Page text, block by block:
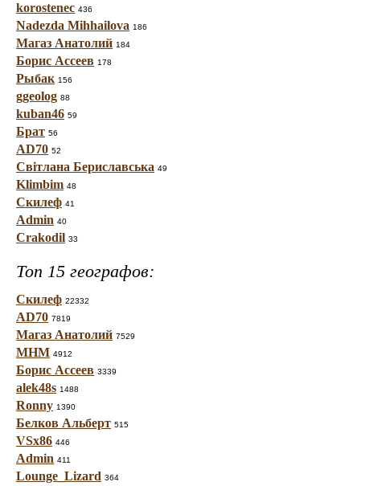
korostenec 436
Nadezda Mihhailova 186
Магаз Анатолий 184
Борис Ассеев 178
Рыбак 156
ggeolog 88
kuban46 59
Брат 56
AD70 52
Світлана Бериславська 49
Klimbim 48
Скилеф 41
Admin 40
Crakodil 33
Топ 15 географов:
Скилеф 22332
AD70 7819
Магаз Анатолий 7529
МНМ 4912
Борис Ассеев 3339
alek48s 1488
Ronny 1390
Белков Альберт 515
VSx86 446
Admin 411
Lounge_Lizard 364